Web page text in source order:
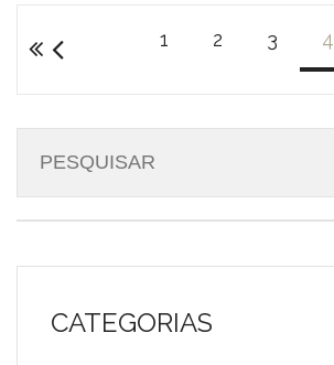
1 2 3 4
CATEGORIAS